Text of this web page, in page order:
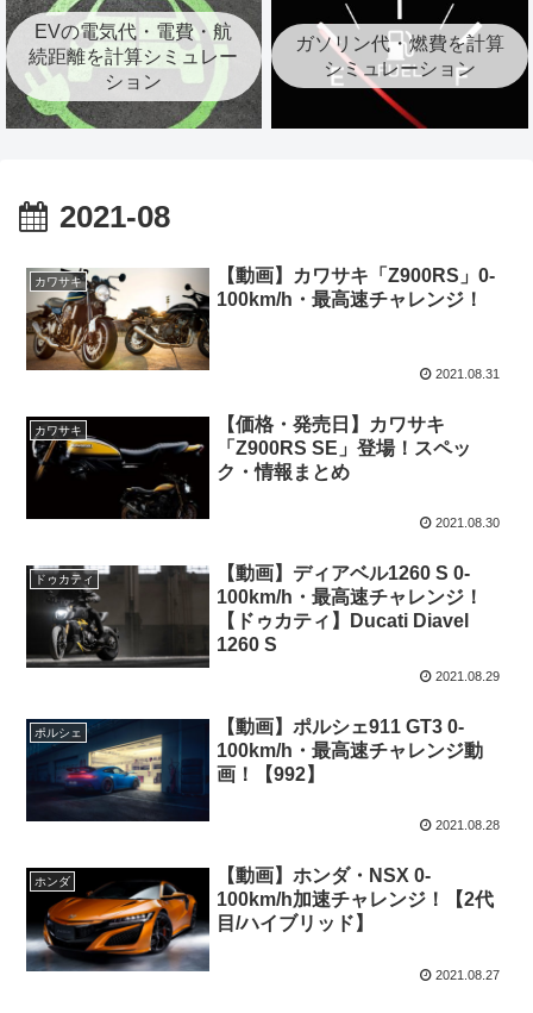
EVの電気代・電費・航
続距離を計算シミュレー
ション
ガソリン代・燃費を計算
シミュレーション
2021-08
カワサキ
【動画】カワサキ「Z900RS」0-
100km/h・最高速チャレンジ！
2021.08.31
カワサキ
【価格・発売日】カワサキ
「Z900RS SE」登場！スペッ
ク・情報まとめ
2021.08.30
ドゥカティ
【動画】ディアベル1260 S 0-
100km/h・最高速チャレンジ！
【ドゥカティ】Ducati Diavel
1260 S
2021.08.29
ポルシェ
【動画】ポルシェ911 GT3 0-
100km/h・最高速チャレンジ動
画！【992】
2021.08.28
ホンダ
【動画】ホンダ・NSX 0-
100km/h加速チャレンジ！【2代
目/ハイブリッド】
2021.08.27